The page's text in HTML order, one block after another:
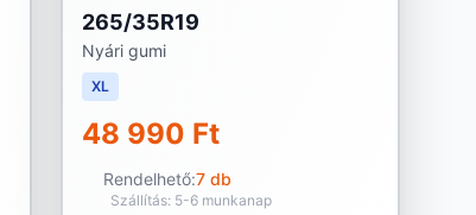
265/35R19
Nyári gumi
XL
48 990 Ft
Rendelhető:7 db
Szállítás: 5-6 munkanap